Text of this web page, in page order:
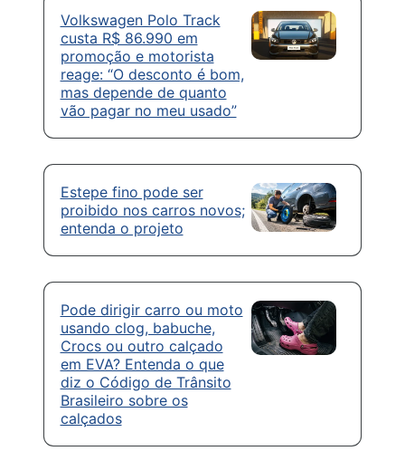
Volkswagen Polo Track
custa R$ 86.990 em
promoção e motorista
reage: “O desconto é bom,
mas depende de quanto
vão pagar no meu usado”
Estepe fino pode ser
proibido nos carros novos;
entenda o projeto
Pode dirigir carro ou moto
usando clog, babuche,
Crocs ou outro calçado
em EVA? Entenda o que
diz o Código de Trânsito
Brasileiro sobre os
calçados